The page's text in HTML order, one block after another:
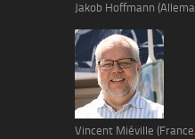
Jakob Hoffmann
Vincent Miéville